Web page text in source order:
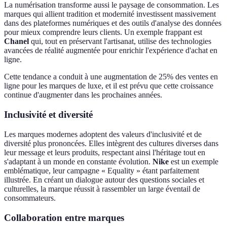
La numérisation transforme aussi le paysage de consommation. Les
marques qui allient tradition et modernité investissent massivement
dans des plateformes numériques et des outils d'analyse des données
pour mieux comprendre leurs clients. Un exemple frappant est
Chanel qui, tout en préservant l'artisanat, utilise des technologies
avancées de réalité augmentée pour enrichir l'expérience d'achat en
ligne.
Cette tendance a conduit à une augmentation de 25% des ventes en
ligne pour les marques de luxe, et il est prévu que cette croissance
continue d'augmenter dans les prochaines années.
Inclusivité et diversité
Les marques modernes adoptent des valeurs d'inclusivité et de
diversité plus prononcées. Elles intègrent des cultures diverses dans
leur message et leurs produits, respectant ainsi l'héritage tout en
s'adaptant à un monde en constante évolution. Nike est un exemple
emblématique, leur campagne « Equality » étant parfaitement
illustrée. En créant un dialogue autour des questions sociales et
culturelles, la marque réussit à rassembler un large éventail de
consommateurs.
Collaboration entre marques